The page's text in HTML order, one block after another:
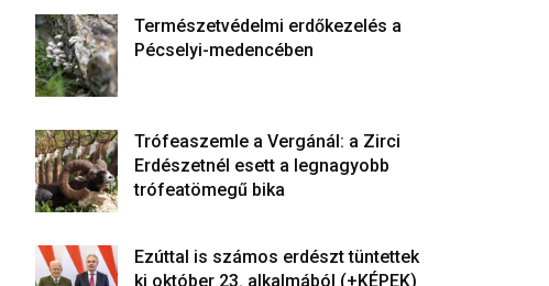
Természetvédelmi erdőkezelés a
Pécselyi-medencében
Trófeaszemle a Vergánál: a Zirci
Erdészetnél esett a legnagyobb
trófeatömegű bika
Ezúttal is számos erdészt tüntettek
ki október 23. alkalmából (+KÉPEK)